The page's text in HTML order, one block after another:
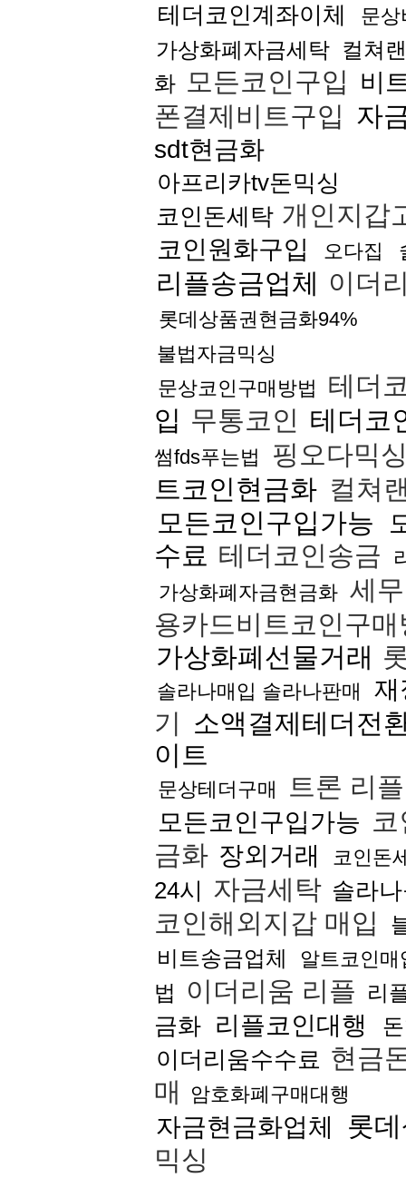
테더코인계좌이체 문상
가상화폐자금세탁 컬쳐
화 모든코인구입 비
폰결제비트구입 자
sdt현금화
아프리카tv돈믹싱
코인돈세탁 개인지갑
코인원화구입 오다집
리플송금업체 이더
롯데상품권현금화94%
불법자금믹싱
문상코인구매방법
테더
입 무통코인 테더코
썸fds푸는법
핑오다믹
트코인현금화 컬쳐
모든코인구입가능
수료 테더코인송금
가상화폐자금현금화 세
용카드비트코인구
가상화폐선물거래
솔라나매입 솔라나판매 재
기 소액결제테더전
이트
문상테더구매 트론 리
모든코인구입가능
금화 장외거래 코인돈
24시 자금세탁 솔라
코인해외지갑 매입
비트송금업체
알트코인매
법 이더리움 리플 리
금화 리플코인대행
이더리움수수료 현금
매
암호화폐구매대행
자금현금화업체
롯
믹싱